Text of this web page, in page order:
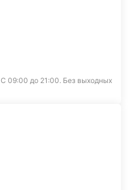
С 09:00 до 21:00. Без выходных